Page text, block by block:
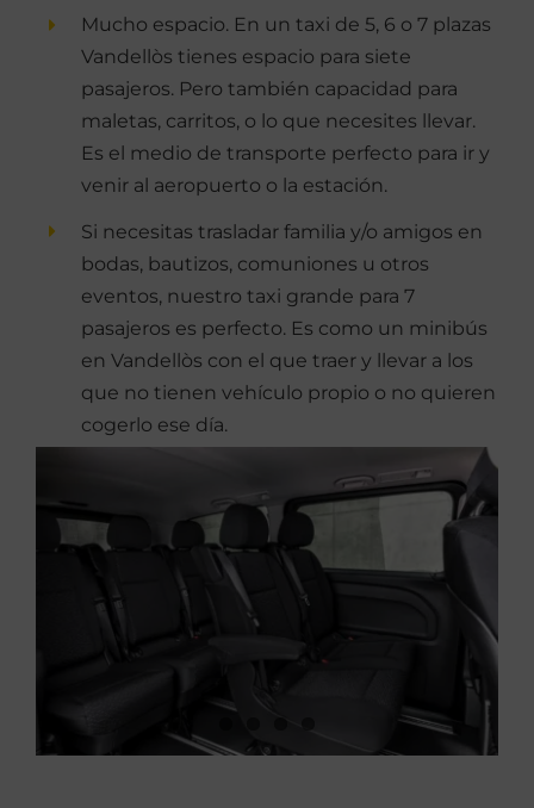
Mucho espacio. En un taxi de 5, 6 o 7 plazas
Vandellòs tienes espacio para siete
pasajeros. Pero también capacidad para
maletas, carritos, o lo que necesites llevar.
Es el medio de transporte perfecto para ir y
venir al aeropuerto o la estación.
Si necesitas trasladar familia y/o amigos en
bodas, bautizos, comuniones u otros
eventos, nuestro taxi grande para 7
pasajeros es perfecto. Es como un minibús
en Vandellòs con el que traer y llevar a los
que no tienen vehículo propio o no quieren
cogerlo ese día.